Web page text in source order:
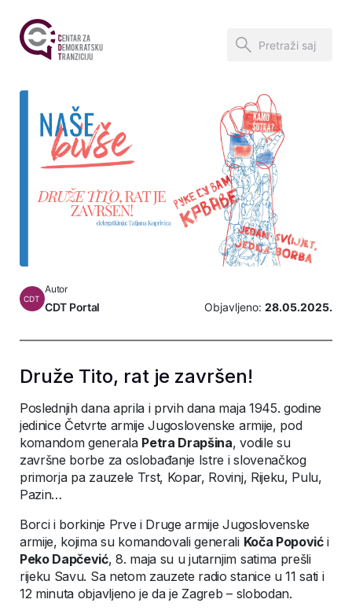
CDT
Autor
CDT Portal Objavljeno: 28.05.2025.
Druže Tito, rat je završen!
Poslednjih dana aprila i prvih dana maja 1945. godine
jedinice Četvrte armije Jugoslovenske armije, pod
komandom generala Petra Drapšina, vodile su
završne borbe za oslobađanje Istre i slovenačkog
primorja pa zauzele Trst, Kopar, Rovinj, Rijeku, Pulu,
Pazin…
Borci i borkinje Prve i Druge armije Jugoslovenske
armije, kojima su komandovali generali Koča Popovići
Peko Dapčević, 8. maja su u jutarnjim satima prešli
rijeku Savu. Sa netom zauzete radio stanice u 11 sati i
12 minuta objavljeno je da je Zagreb – slobodan.